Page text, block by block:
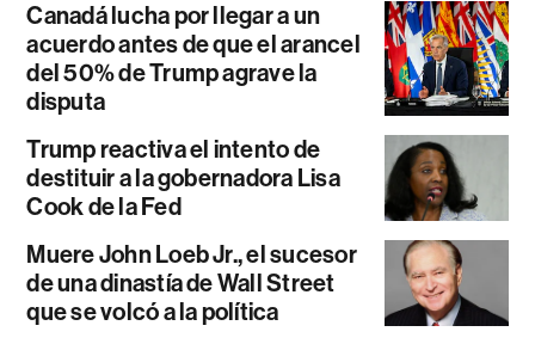
Canadá lucha por llegar a un
acuerdo antes de que el arancel
del 50% de Trump agrave la
disputa
Trump reactiva el intento de
destituir a la gobernadora Lisa
Cook de la Fed
Muere John Loeb Jr., el sucesor
de una dinastía de Wall Street
que se volcó a la política